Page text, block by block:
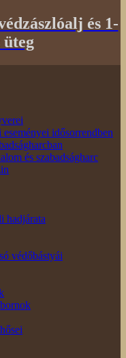
és 1-
üteg
eseményei idősorrendben
és szabadságharc
hadjárata
védőbástyái